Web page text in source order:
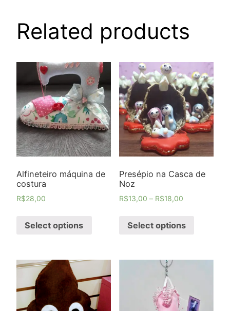
Related products
Alfineteiro máquina de
costura
R$28,00
Select options
Presépio na Casca de
Noz
R$13,00 – R$18,00
Select options